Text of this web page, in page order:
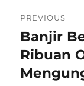
pos
PREVIOUS
Previous
post:
Banjir
Ribuan